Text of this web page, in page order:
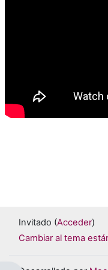
Invitado (Acceder)
Cambiar al tema